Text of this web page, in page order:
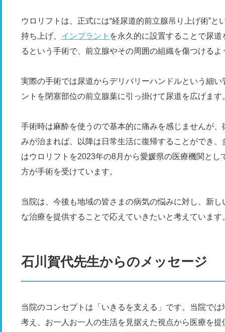
ウロリフトは、正式には“経尿道的前立腺吊り上げ術”
持ち上げ、 インプラント を永久的に設置することで尿
るという手術で、前立腺やその周囲の組織を傷つける
実際の手術では尿道からデリバリーハンドルという細
ントを閉塞部位の前立腺葉に引っ掛けて尿道を広げます
手術時は麻酔を使うので基本的に痛みを感じませんが
みが治まれば、以降は日常生活に復帰することができ
はウロリフトを2023年の8月から愛媛県の医療機関と
方が手術を受けています。
当院は、今後も地域の皆さまの病気の悩みに対し、新
な治療を提供することで応えていきたいと考えています
石川賀代先生からのメッセージ
当院のコンセプトは「いきるを支える」です。当院で
考え、お一人お一人の生活を見据えた視点から医療を